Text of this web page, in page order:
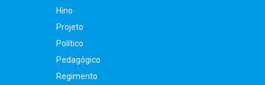
Hino
Projeto
Político
Pedagógico
Regimento